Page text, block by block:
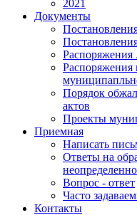
2021
Документы
Распоряжения
Порядок
актов
Проекты
Приемная
Написать
Ответы на
Вопрос - ответ
Часто
Контакты